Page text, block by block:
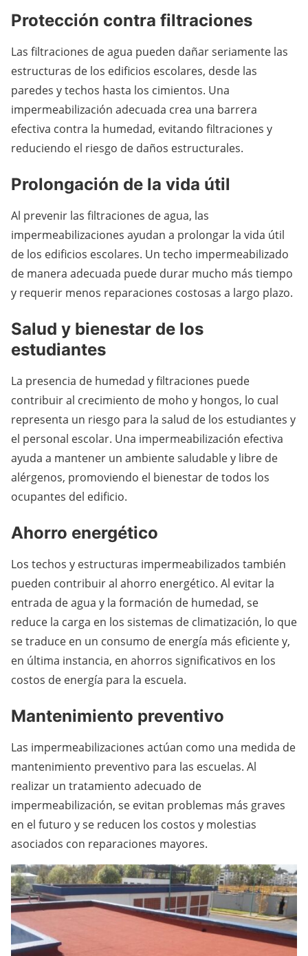
Protección contra filtraciones
Las filtraciones de agua pueden dañar seriamente las
estructuras de los edificios escolares, desde las
paredes y techos hasta los cimientos. Una
impermeabilización adecuada crea una barrera
efectiva contra la humedad, evitando filtraciones y
reduciendo el riesgo de daños estructurales.
Prolongación de la vida útil
Al prevenir las filtraciones de agua, las
impermeabilizaciones ayudan a prolongar la vida útil
de los edificios escolares. Un techo impermeabilizado
de manera adecuada puede durar mucho más tiempo
y requerir menos reparaciones costosas a largo plazo.
Salud y bienestar de los
estudiantes
La presencia de humedad y filtraciones puede
contribuir al crecimiento de moho y hongos, lo cual
representa un riesgo para la salud de los estudiantes y
el personal escolar. Una impermeabilización efectiva
ayuda a mantener un ambiente saludable y libre de
alérgenos, promoviendo el bienestar de todos los
ocupantes del edificio.
Ahorro energético
Los techos y estructuras impermeabilizados también
pueden contribuir al ahorro energético. Al evitar la
entrada de agua y la formación de humedad, se
reduce la carga en los sistemas de climatización, lo que
se traduce en un consumo de energía más eficiente y,
en última instancia, en ahorros significativos en los
costos de energía para la escuela.
Mantenimiento preventivo
Las impermeabilizaciones actúan como una medida de
mantenimiento preventivo para las escuelas. Al
realizar un tratamiento adecuado de
impermeabilización, se evitan problemas más graves
en el futuro y se reducen los costos y molestias
asociados con reparaciones mayores.